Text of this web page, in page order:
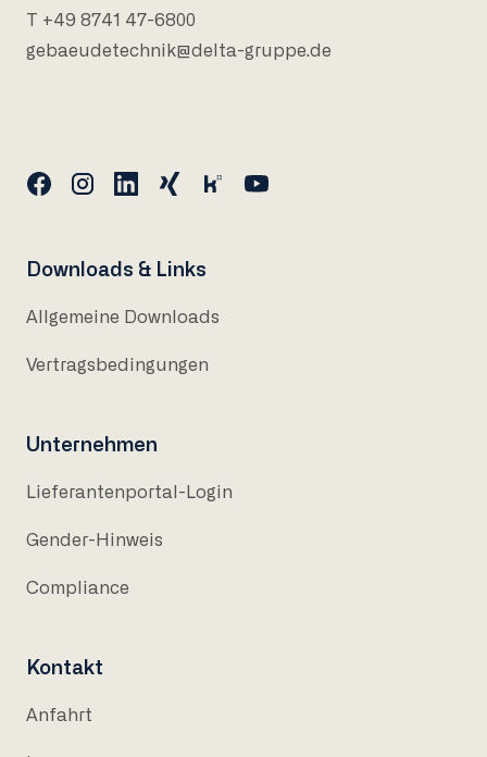
T +49 8741 47-6800
gebaeudetechnik@delta-gruppe.de
Downloads & Links
Allgemeine Downloads
Vertragsbedingungen
Unternehmen
Lieferantenportal-Login
Gender-Hinweis
Compliance
Kontakt
Anfahrt